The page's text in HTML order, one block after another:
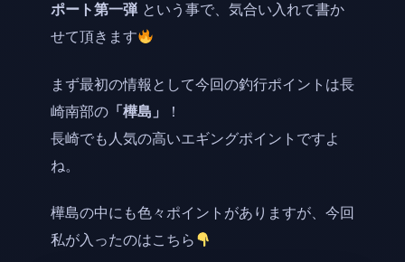
ポート第一弾 という事で、気合い入れて書か
せて頂きます
まず最初の情報として今回の釣行ポイントは長
崎南部の 「樺島」
！
長崎でも人気の高いエギングポイントですよ
ね。
樺島の中にも色々ポイントがありますが、今回
私が入ったのはこちら